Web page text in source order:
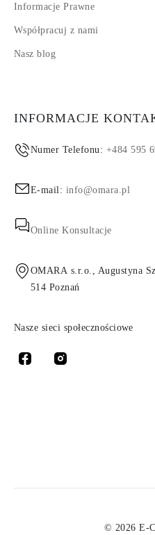
Informacje Prawne
Współpracuj z nami
Nasz blog
INFORMACJE
Numer Telefonu: +484 595
E-mail: info@omara.pl
Online Konsultacje
OMARA s.r.o., Augustyna
514 Poznań
Nasze sieci społecznościowe
© 2026 E-